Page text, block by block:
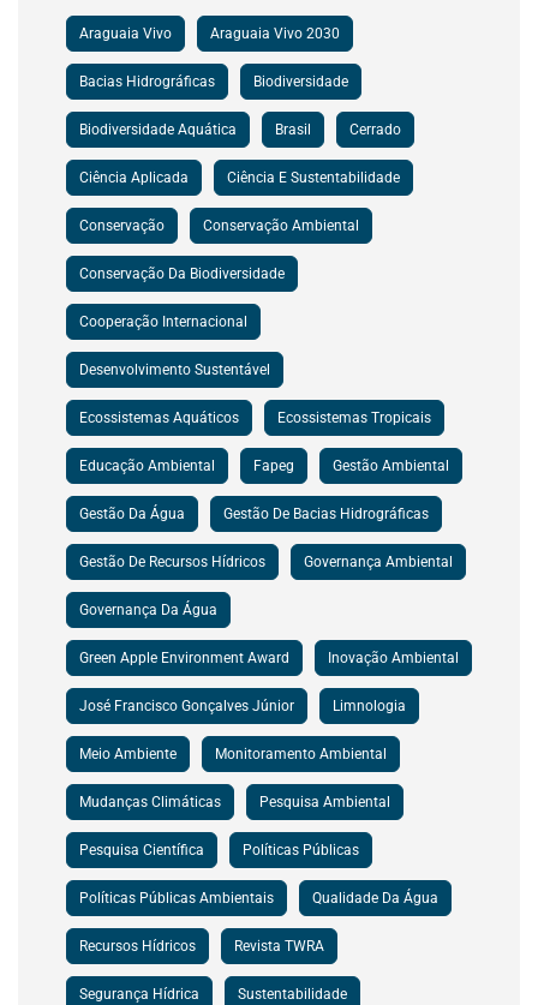
Araguaia Vivo Araguaia Vivo 2030
Bacias Hidrográficas Biodiversidade
Biodiversidade Aquática Brasil Cerrado
Ciência Aplicada Ciência E Sustentabilidade
Conservação Conservação Ambiental
Conservação Da Biodiversidade
Cooperação Internacional
Desenvolvimento Sustentável
Ecossistemas Aquáticos Ecossistemas Tropicais
Educação Ambiental Fapeg Gestão Ambiental
Gestão Da Água Gestão De Bacias Hidrográficas
Gestão De Recursos Hídricos Governança Ambiental
Governança Da Água
Green Apple Environment Award Inovação Ambiental
José Francisco Gonçalves Júnior Limnologia
Meio Ambiente Monitoramento Ambiental
Mudanças Climáticas Pesquisa Ambiental
Pesquisa Científica Políticas Públicas
Políticas Públicas Ambientais Qualidade Da Água
Recursos Hídricos Revista TWRA
Segurança Hídrica Sustentabilidade